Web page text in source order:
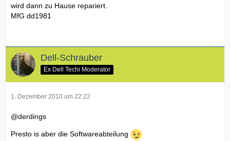
wird dann zu Hause repariert.
MfG dd1981
Dell-Schrauber
Ex Dell Techi Moderator
1. Dezember 2010 um 22:22
@derdings
Presto is aber die Softwareabteilung